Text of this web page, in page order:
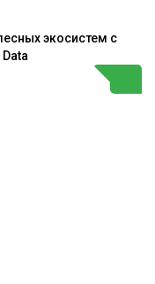
экосистем с